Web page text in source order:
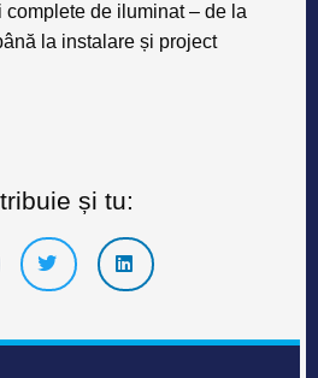
complete de iluminat – de la
la instalare și project
și tu: